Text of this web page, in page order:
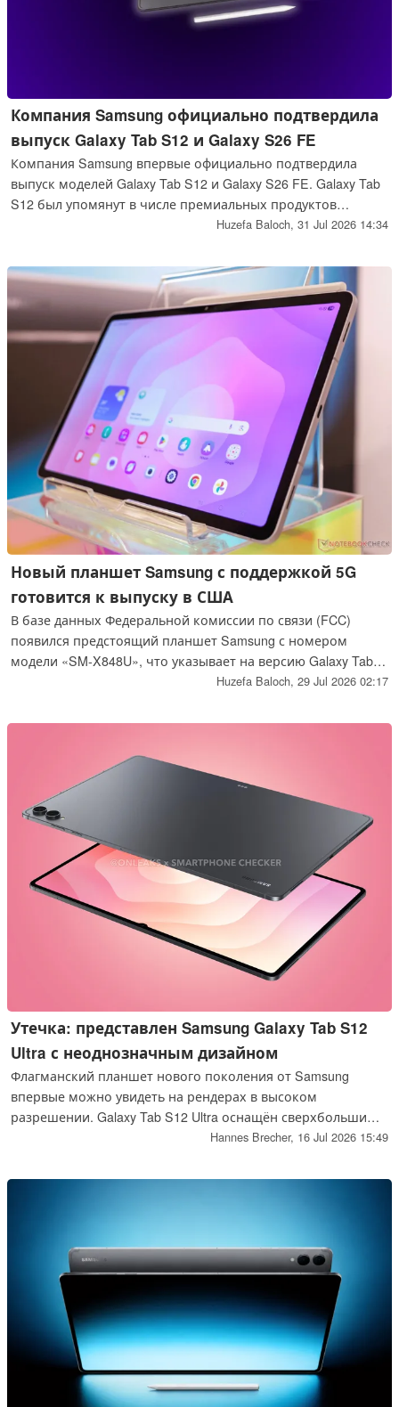
Компания Samsung официально подтвердила
выпуск Galaxy Tab S12 и Galaxy S26 FE
Компания Samsung впервые официально подтвердила
выпуск моделей Galaxy Tab S12 и Galaxy S26 FE. Galaxy Tab
S12 был упомянут в числе премиальных продуктов
компании, выпуск которых запланирован на вторую
планшетов пока не подтверждён. Также было
подтверждено, что модель Galaxy S26 FE находится в
стадии разработки.
Huzefa Baloch, 31 Jul 2026 14:34
Новый планшет Samsung с поддержкой 5G
готовится к выпуску в США
В базе данных Федеральной комиссии по связи (FCC)
появился предстоящий планшет Samsung с номером
модели «SM-X848U», что указывает на версию Galaxy Tab
S12+ с поддержкой сотовой связи для рынка США.
предстоящего устройства.
Huzefa Baloch, 29 Jul 2026 02:17
Утечка: представлен Samsung Galaxy Tab S12
Ultra с неоднозначным дизайном
Флагманский планшет нового поколения от Samsung
впервые можно увидеть на рендерах в высоком
разрешении. Galaxy Tab S12 Ultra оснащён сверхбольшим
14,6-дюймовым AMOLED-дисплеем и двойной камерой,
конструктивная особенность его предшественника.
Hannes Brecher, 16 Jul 2026 15:49